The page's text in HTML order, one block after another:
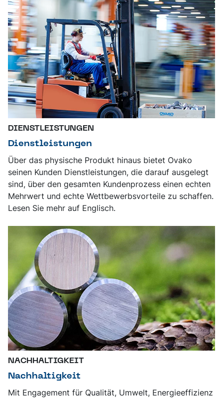
DIENSTLEISTUNGEN
Dienstleistungen
Über das physische Produkt hinaus bietet Ovako
seinen Kunden Dienstleistungen, die darauf ausgelegt
sind, über den gesamten Kundenprozess einen echten
Mehrwert und echte Wettbewerbsvorteile zu schaffen.
Lesen Sie mehr auf Englisch.
NACHHALTIGKEIT
Nachhaltigkeit
Mit Engagement für Qualität, Umwelt, Energieeffizienz